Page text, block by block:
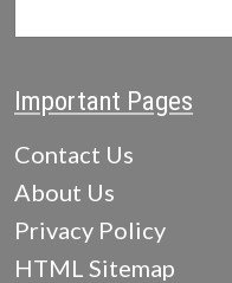
Important Pages
Contact Us
About Us
Privacy Policy
HTML Sitemap